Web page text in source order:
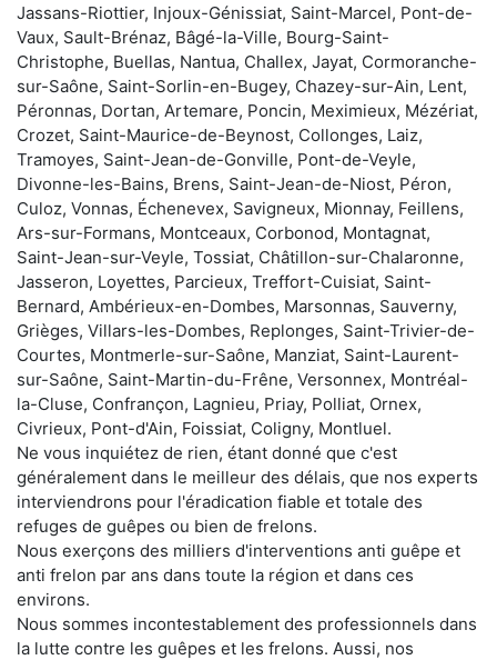
Jassans-Riottier, Injoux-Génissiat, Saint-Marcel, Pont-de-
Vaux, Sault-Brénaz, Bâgé-la-Ville, Bourg-Saint-
Christophe, Buellas, Nantua, Challex, Jayat, Cormoranche-
sur-Saône, Saint-Sorlin-en-Bugey, Chazey-sur-Ain, Lent,
Péronnas, Dortan, Artemare, Poncin, Meximieux, Mézériat,
Crozet, Saint-Maurice-de-Beynost, Collonges, Laiz,
Tramoyes, Saint-Jean-de-Gonville, Pont-de-Veyle,
Divonne-les-Bains, Brens, Saint-Jean-de-Niost, Péron,
Culoz, Vonnas, Échenevex, Savigneux, Mionnay, Feillens,
Ars-sur-Formans, Montceaux, Corbonod, Montagnat,
Saint-Jean-sur-Veyle, Tossiat, Châtillon-sur-Chalaronne,
Jasseron, Loyettes, Parcieux, Treffort-Cuisiat, Saint-
Bernard, Ambérieux-en-Dombes, Marsonnas, Sauverny,
Grièges, Villars-les-Dombes, Replonges, Saint-Trivier-de-
Courtes, Montmerle-sur-Saône, Manziat, Saint-Laurent-
sur-Saône, Saint-Martin-du-Frêne, Versonnex, Montréal-
la-Cluse, Confrançon, Lagnieu, Priay, Polliat, Ornex,
Civrieux, Pont-d'Ain, Foissiat, Coligny, Montluel.
Ne vous inquiétez de rien, étant donné que c'est
généralement dans le meilleur des délais, que nos experts
interviendrons pour l'éradication fiable et totale des
refuges de guêpes ou bien de frelons.
Nous exerçons des milliers d'interventions anti guêpe et
anti frelon par ans dans toute la région et dans ces
environs.
Nous sommes incontestablement des professionnels dans
la lutte contre les guêpes et les frelons. Aussi, nos